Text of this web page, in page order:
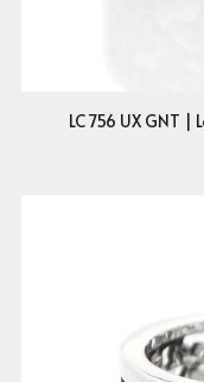
LC 756 UX GNT